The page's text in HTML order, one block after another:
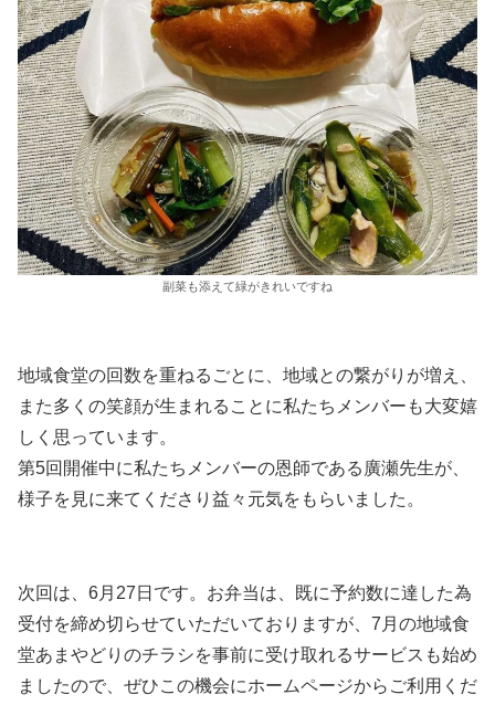
副菜も添えて緑がきれいですね
地域食堂の回数を重ねるごとに、地域との繋がりが増え、
また多くの笑顔が生まれることに私たちメンバーも大変嬉
しく思っています。
第5回開催中に私たちメンバーの恩師である廣瀬先生が、
様子を見に来てくださり益々元気をもらいました。
次回は、6月27日です。お弁当は、既に予約数に達した為
受付を締め切らせていただいておりますが、7月の地域食
堂あまやどりのチラシを事前に受け取れるサービスも始め
ましたので、ぜひこの機会にホームページからご利用くだ